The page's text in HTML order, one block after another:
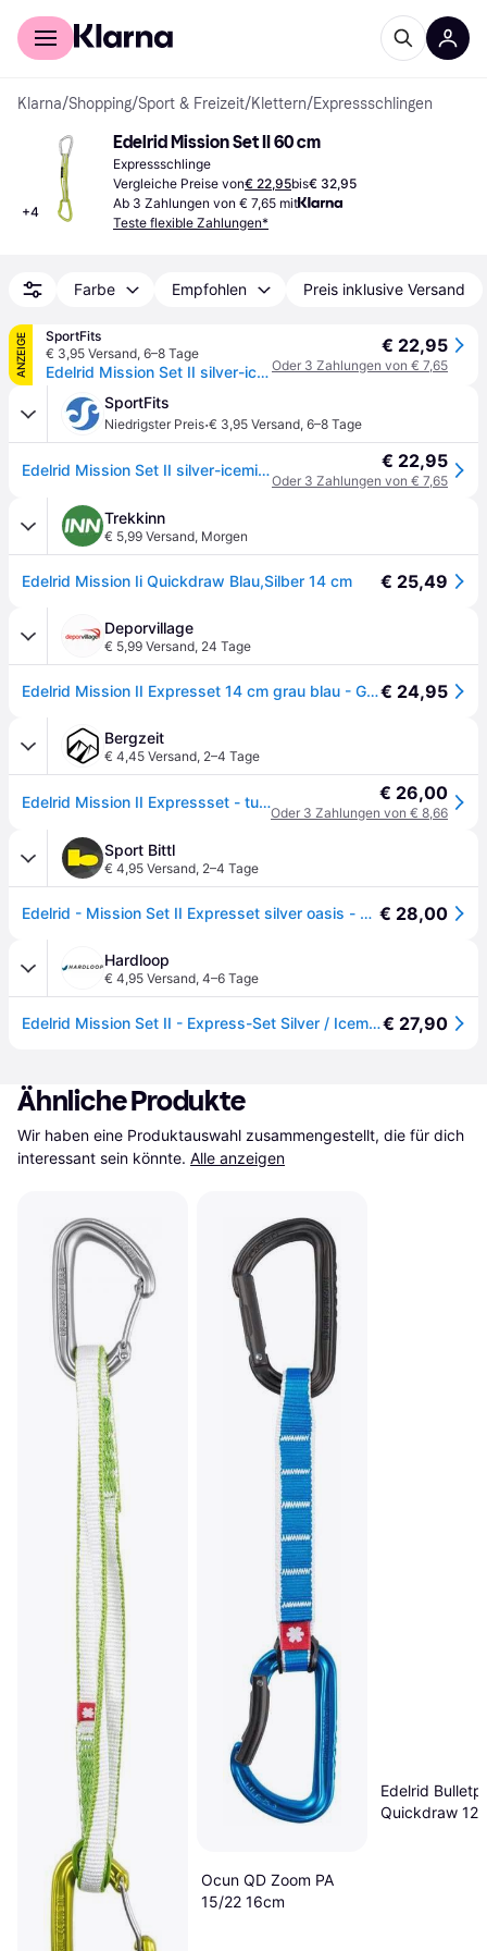
Für Shopper
Klarna/Shopping/Sport & Freizeit/Klettern/Expressschlingen
+4
Edelrid Mission Set II 60 cm
Expressschlinge
Vergleiche Preise von€ 22,95bis€ 32,95
Ab 3 Zahlungen von € 7,65 mit
Teste flexible Zahlungen*
Farbe Empfohlen Preis inklusive Versand
ANZEIGE
SportFits
€ 3,95 Versand, 6–8 Tage
Edelrid Mission Set II silver-icemint (524) 14 CM
€ 22,95
Oder 3 Zahlungen von € 7,65
SportFits
Niedrigster Preis·€ 3,95 Versand, 6–8 Tage
Edelrid Mission Set II silver-icemint (524) 14 CM € 22,95
Oder 3 Zahlungen von € 7,65
Trekkinn
€ 5,99 Versand, Morgen
Edelrid Mission Ii Quickdraw Blau,Silber 14 cm € 25,49
Deporvillage
€ 5,99 Versand, 24 Tage
Edelrid Mission II Expresset 14 cm grau blau - Grey€ 24,95
Bergzeit
€ 4,45 Versand, 2–4 Tage
Edelrid Mission II Expressset - tuerkis - 14CM € 26,00
Oder 3 Zahlungen von € 8,66
Sport Bittl
€ 4,95 Versand, 2–4 Tage
Edelrid - Mission Set II Expresset silver oasis - grün - 60 cm € 28,00
Hardloop
€ 4,95 Versand, 4–6 Tage
Edelrid Mission Set II - Express-Set Silver / Icemint 14 cm€ 27,90
Ähnliche Produkte
Wir haben eine Produktauswahl zusammengestellt, die für dich
interessant sein könnte. Alle anzeigen
Ocun QD Zoom PA
15/22 16cm
Edelrid
Quickdraw